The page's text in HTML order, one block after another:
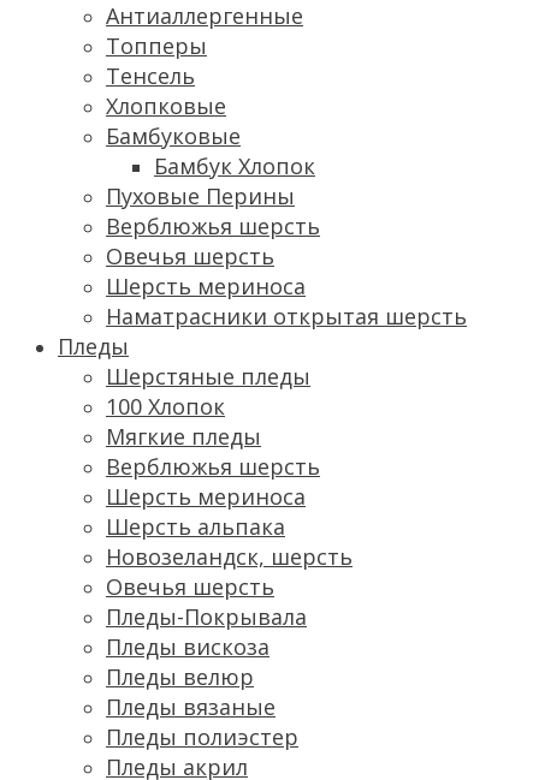
Антиаллергенные
Топперы
Тенсель
Хлопковые
Бамбуковые
Бамбук Хлопок
Пуховые Перины
Верблюжья шерсть
Овечья шерсть
Шерсть мериноса
Наматрасники открытая шерсть
Пледы
Шерстяные пледы
100 Хлопок
Мягкие пледы
Верблюжья шерсть
Шерсть мериноса
Шерсть альпака
Новозеландск, шерсть
Овечья шерсть
Пледы-Покрывала
Пледы вискоза
Пледы велюр
Пледы вязаные
Пледы полиэстер
Пледы акрил